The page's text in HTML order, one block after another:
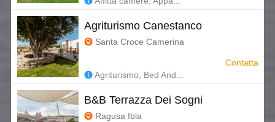
Agriturismo Canestanco
Santa Croce Camerina
Agriturismo, Bed And...
Contatta
B&B Terrazza Dei Sogni
Ragusa Ibla